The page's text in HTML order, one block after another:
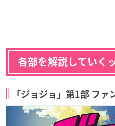
各部を解説していく
「ジョジョ」第1部 ファ